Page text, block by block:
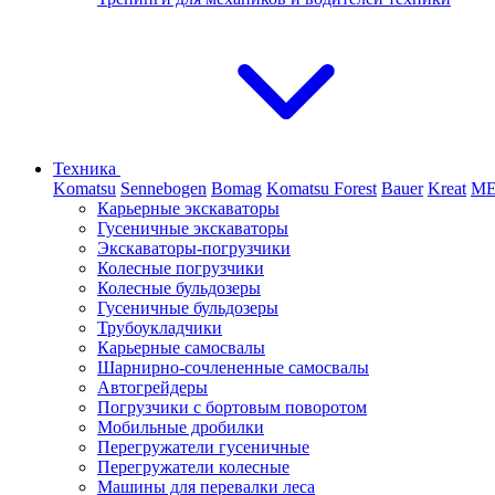
Техника
Komatsu Sennebogen Bomag Komatsu Forest Bauer Kreat
Карьерные экскаваторы
Гусеничные экскаваторы
Экскаваторы-погрузчики
Колесные погрузчики
Колесные бульдозеры
Гусеничные бульдозеры
Трубоукладчики
Карьерные самосвалы
Шарнирно-сочлененные cамосвалы
Автогрейдеры
Погрузчики с бортовым поворотом
Мобильные дробилки
Перегружатели гусеничные
Перегружатели колесные
Машины для перевалки леса